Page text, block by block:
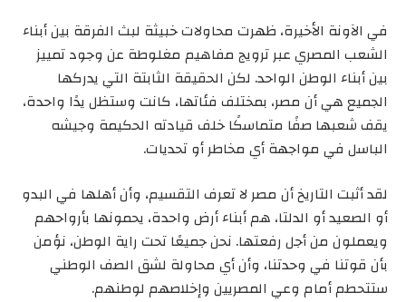
في الآونة الأخيرة، ظهرت محاولات خبيثة لبث الفرقة بين أبناء
الشعب المصري عبر ترويج مفاهيم مغلوطة عن وجود تمييز
بين أبناء الوطن الواحد. لكن الحقيقة الثابتة التي يدركها
الجميع هي أن مصر، بمختلف فئاتها، كانت وستظل يدًا واحدة،
يقف شعبها صفًا متماسكًا خلف قيادته الحكيمة وجيشه
الباسل في مواجهة أي مخاطر أو تحديات.
لقد أثبت التاريخ أن مصر لا تعرف التقسيم، وأن أهلها في البدو
أو الصعيد أو الدلتا، هم أبناء أرض واحدة، يحمونها بأرواحهم
ويعملون من أجل رفعتها. نحن جميعًا تحت راية الوطن، نؤمن
بأن قوتنا في وحدتنا، وأن أي محاولة لشق الصف الوطني
ستتحطم أمام وعي المصريين وإخلاصهم لوطنهم.